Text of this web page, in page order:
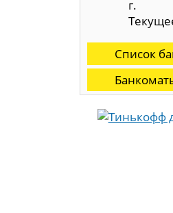
г.
Список